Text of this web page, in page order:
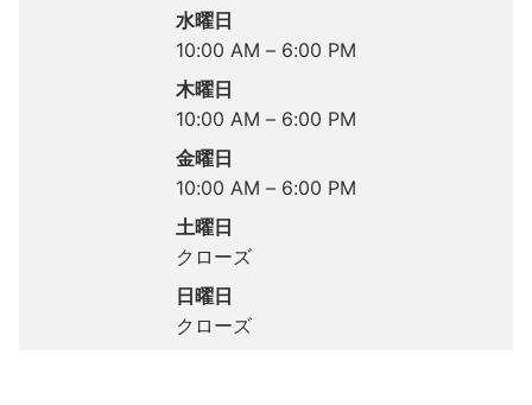
水曜日
10:00 AM – 6:00 PM
木曜日
10:00 AM – 6:00 PM
金曜日
10:00 AM – 6:00 PM
土曜日
クローズ
日曜日
クローズ